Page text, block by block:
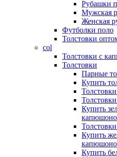
Рубашки
Мужская
Женская
Футболки поло
Толстовки
col
Толстовки с
Толстовки
Парные
Купить
Толстовки
Купить
Купить
Купить